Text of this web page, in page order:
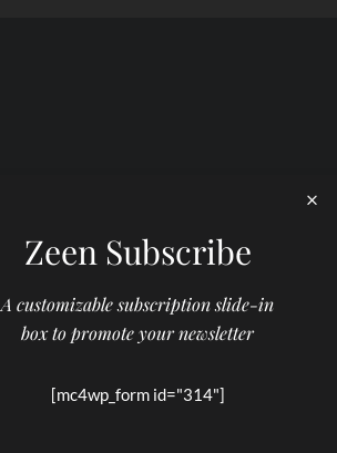
Zeen Subscribe
A customizable subscription slide-in
box to promote your newsletter
[mc4wp_form id="314"]